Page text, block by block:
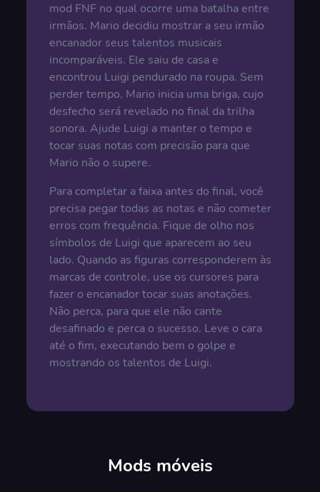
mod FNF no qual ocorre uma batalha entre
irmãos. Mario decidiu mostrar a seu irmão
encanador seus talentos musicais
incomparáveis. Ele saiu de casa e
encontrou Luigi pendurado na roupa. Sem
perder tempo, Mario inicia uma briga, cujo
desfecho será revelado no final da trilha
sonora. Ajude Luigi a manter o tempo e
tocar suas notas com precisão para que
Mario não o supere.
Para completar a faixa antes do final, você
precisa pegar todas as notas e não cometer
erros com frequência. Fique de olho nos
símbolos de Luigi que aparecem ao seu
lado. Quando as figuras corresponderem às
marcas de controle, use os cursores para
fazer o encanador tocar suas anotações.
Não perca, para que ele não cante
desafinado e perca o sucesso. Leve o cara
até o fim, executando bem o golpe e
mostrando os talentos de Luigi.
Mods móveis